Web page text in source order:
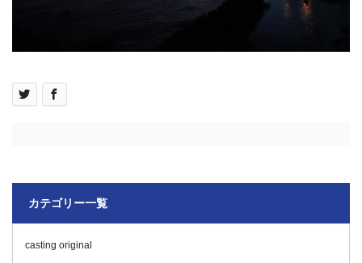
カテゴリー一覧
casting original